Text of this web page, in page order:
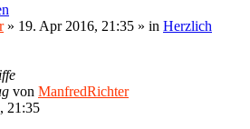
» 19. Apr 2016, 21:35 » in Herzlich
von ManfredRichter
21:35